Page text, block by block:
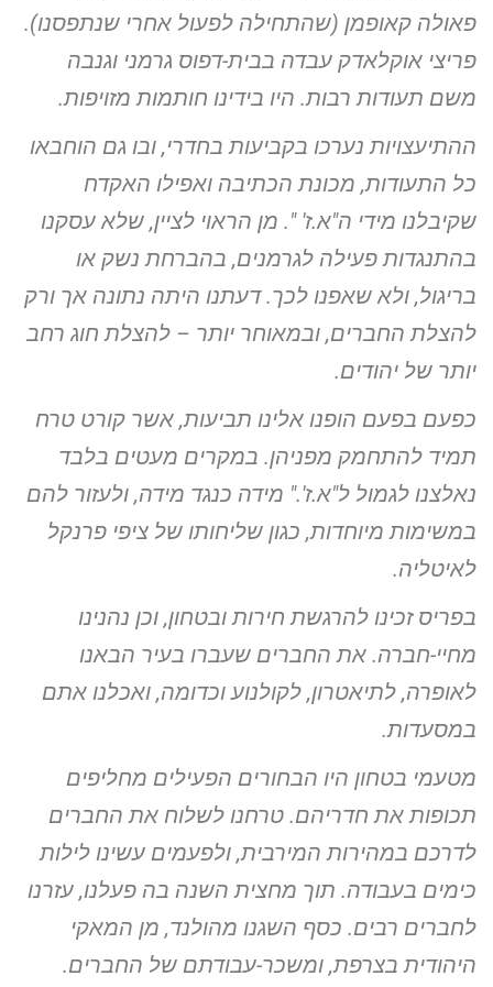
פאולה קאופמן (שהתחילה לפעול אחרי שנתפסנו).
פריצי אוקלאדק עבדה בבית-דפוס גרמני וגנבה
משם תעודות רבות. היו בידינו חותמות מזויפות.
ההתיעצויות נערכו בקביעות בחדרי, ובו גם הוחבאו
כל התעודות, מכונת הכתיבה ואפילו האקדח
שקיבלנו מידי ה"א.ז' ". מן הראוי לציין, שלא עסקנו
בהתנגדות פעילה לגרמנים, בהברחת נשק או
בריגול, ולא שאפנו לכך. דעתנו היתה נתונה אך ורק
להצלת החברים, ובמאוחר יותר – להצלת חוג רחב
יותר של יהודים.
כפעם בפעם הופנו אלינו תביעות, אשר קורט טרח
תמיד להתחמק מפניהן. במקרים מעטים בלבד
נאלצנו לגמול ל"א.ז'." מידה כנגד מידה, ולעזור להם
במשימות מיוחדות, כגון שליחותו של ציפי פרנקל
לאיטליה.
בפריס זכינו להרגשת חירות ובטחון, וכן נהנינו
מחיי-חברה. את החברים שעברו בעיר הבאנו
לאופרה, לתיאטרון, לקולנוע וכדומה, ואכלנו אתם
במסעדות.
מטעמי בטחון היו הבחורים הפעילים מחליפים
תכופות את חדריהם. טרחנו לשלוח את החברים
לדרכם במהירות המירבית, ולפעמים עשינו לילות
כימים בעבודה. תוך מחצית השנה בה פעלנו, עזרנו
לחברים רבים. כסף השגנו מהולנד, מן המאקי
היהודית בצרפת, ומשכר-עבודתם של החברים.